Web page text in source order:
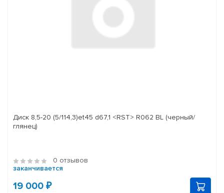
Диск 8,5-20 (5/114,3)et45 d67,1 <RST> R062 BL (черный/
глянец)
0 отзывов
заканчивается
19 000 ₽